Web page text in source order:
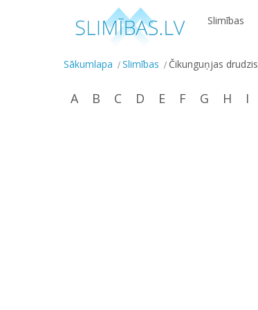
Slimības
Sākumlapa Slimības Čikunguņjas drudzis
A B C D E F G H I